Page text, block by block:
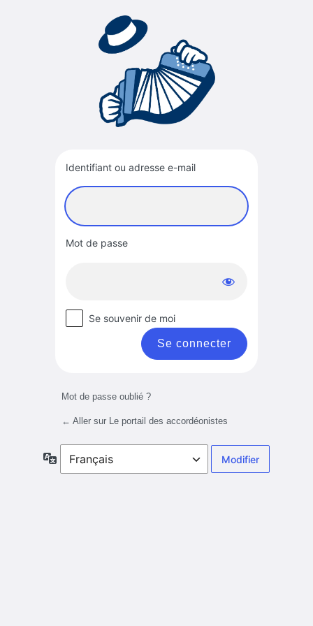
Identifiant ou adresse e-mail
Mot de passe
Se souvenir de moi
Mot de passe oublié ?
← Aller sur Le portail des accordéonistes
Langue